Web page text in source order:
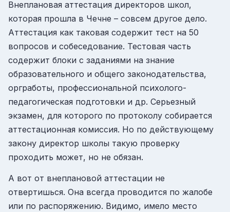
Внеплановая аттестация директоров школ,
которая прошла в Чечне – совсем другое дело.
Аттестация как таковая содержит тест на 50
вопросов и собеседование. Тестовая часть
содержит блоки с заданиями на знание
образовательного и общего законодательства,
оргработы, профессиональной психолого-
педагогическая подготовки и др. Серьезный
экзамен, для которого по протоколу собирается
аттестационная комиссия. Но по действующему
закону директор школы такую проверку
проходить может, но не обязан.
А вот от внеплановой аттестации не
отвертишься. Она всегда проводится по жалобе
или по распоряжению. Видимо, имело место